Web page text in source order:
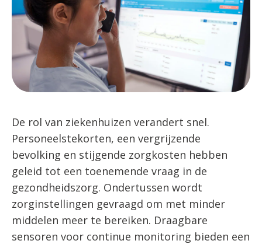
De rol van ziekenhuizen verandert snel.
Personeelstekorten, een vergrijzende
bevolking en stijgende zorgkosten hebben
geleid tot een toenemende vraag in de
gezondheidszorg. Ondertussen wordt
zorginstellingen gevraagd om met minder
middelen meer te bereiken. Draagbare
sensoren voor continue monitoring bieden een